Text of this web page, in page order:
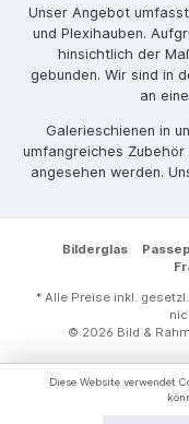
Unser Angebot
und Plexihauben.
hinsichtlich der
gebunden. Wir sind in
an
Galerieschienen in
umfangreiches
angesehen werden.
Bilderglas
* Alle Preise inkl.
© 2026 Bild &
Diese Website verwendet